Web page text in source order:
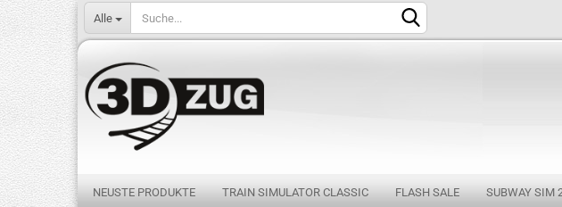
Alle
NEUSTE PRODUKTE TRAIN SIMULATOR CLASSIC FLASH SALE SUBWAY SIM